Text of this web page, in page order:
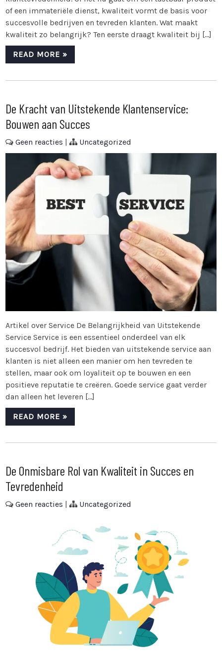
of een immateriële dienst, kwaliteit vormt de basis voor
succesvolle bedrijven en tevreden klanten. Wat maakt
kwaliteit zo belangrijk? Ten eerste draagt kwaliteit bij […]
READ MORE »
De Kracht van Uitstekende Klantenservice:
Bouwen aan Succes
Geen reacties | Uncategorized
Artikel over Service De Belangrijkheid van Uitstekende
Service Service is een essentieel onderdeel van elk
succesvol bedrijf. Het bieden van uitstekende service aan
klanten is niet alleen een manier om hen tevreden te
stellen, maar ook om loyaliteit op te bouwen en een
positieve reputatie te creëren. Goede service gaat verder
dan alleen het leveren […]
READ MORE »
De Onmisbare Rol van Kwaliteit in Succes en
Tevredenheid
Geen reacties | Uncategorized